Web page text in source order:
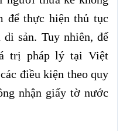
để thực hiện thủ tục
di sản. Tuy nhiên, để
trị pháp lý tại Việt
điều kiện theo quy
nhận giấy tờ nước